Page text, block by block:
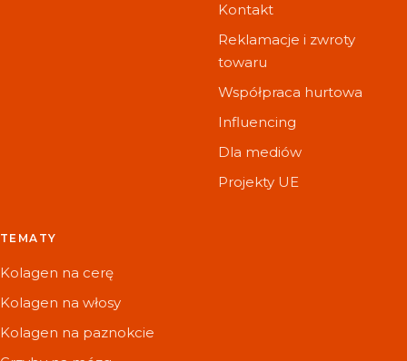
Kontakt
Reklamacje i zwroty
towaru
Współpraca hurtowa
Influencing
Dla mediów
Projekty UE
TEMATY
Kolagen na cerę
Kolagen na włosy
Kolagen na paznokcie